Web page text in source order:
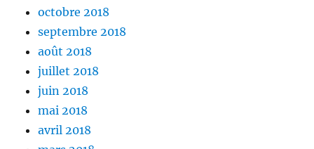
octobre 2018
septembre 2018
août 2018
juillet 2018
juin 2018
mai 2018
avril 2018